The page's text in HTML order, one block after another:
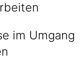
im Umgang